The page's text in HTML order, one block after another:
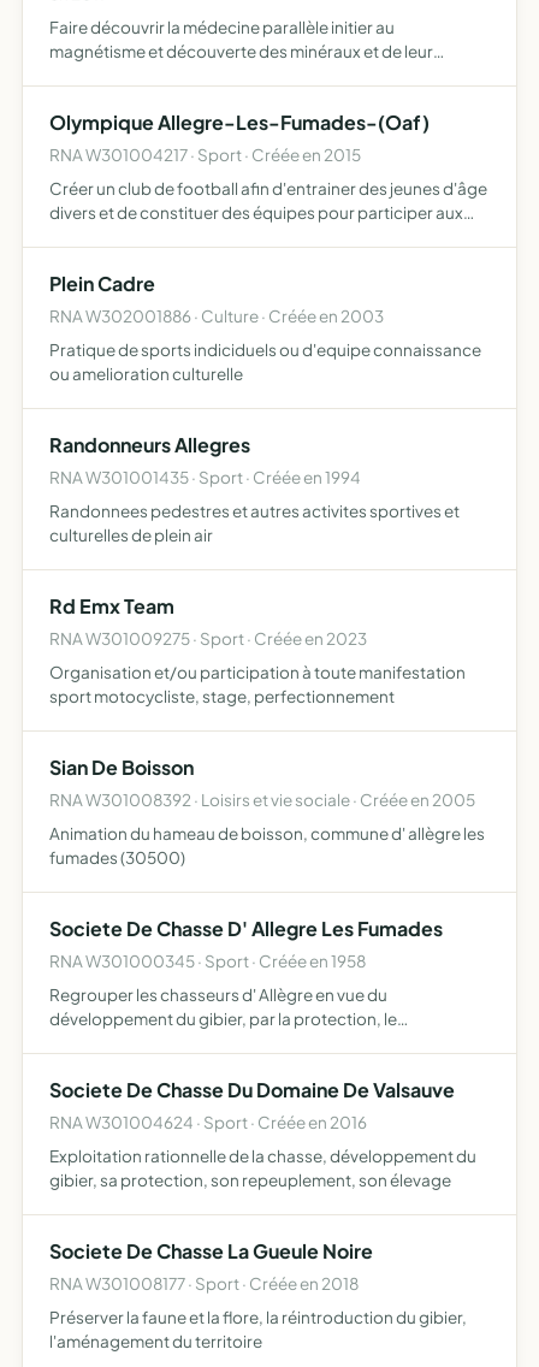
Faire découvrir la médecine parallèle initier au
magnétisme et découverte des minéraux et de leur
Olympique Allegre-Les-Fumades-(Oaf)
RNA W301004217 · Sport · Créée en 2015
Créer un club de football afin d'entrainer des jeunes d'âge
divers et de constituer des équipes pour participer aux
Plein Cadre
RNA W302001886 · Culture · Créée en 2003
Pratique de sports indiciduels ou d'equipe connaissance
ou amelioration culturelle
Randonneurs Allegres
RNA W301001435 · Sport · Créée en 1994
Randonnees pedestres et autres activites sportives et
culturelles de plein air
Rd Emx Team
RNA W301009275 · Sport · Créée en 2023
Organisation et/ou participation à toute manifestation
sport motocycliste, stage, perfectionnement
Sian De Boisson
RNA W301008392 · Loisirs et vie sociale · Créée en 2005
Animation du hameau de boisson, commune d' allègre les
fumades (30500)
Societe De Chasse D' Allegre Les Fumades
RNA W301000345 · Sport · Créée en 1958
Regrouper les chasseurs d' Allègre en vue du
développement du gibier, par la protection, le
Societe De Chasse Du Domaine De Valsauve
RNA W301004624 · Sport · Créée en 2016
Exploitation rationnelle de la chasse, développement du
gibier, sa protection, son repeuplement, son élevage
Societe De Chasse La Gueule Noire
RNA W301008177 · Sport · Créée en 2018
Préserver la faune et la flore, la réintroduction du gibier,
l'aménagement du territoire